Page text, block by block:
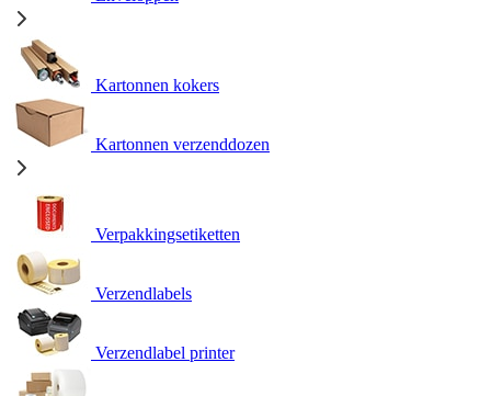
Kartonnen kokers
Kartonnen verzenddozen
Verpakkingsetiketten
Verzendlabels
Verzendlabel printer